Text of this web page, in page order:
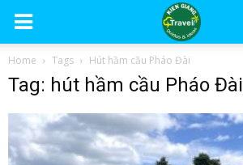
Home Tags Hút hầm cầu Pháo Đài
Tag: hút hầm cầu Pháo Đài